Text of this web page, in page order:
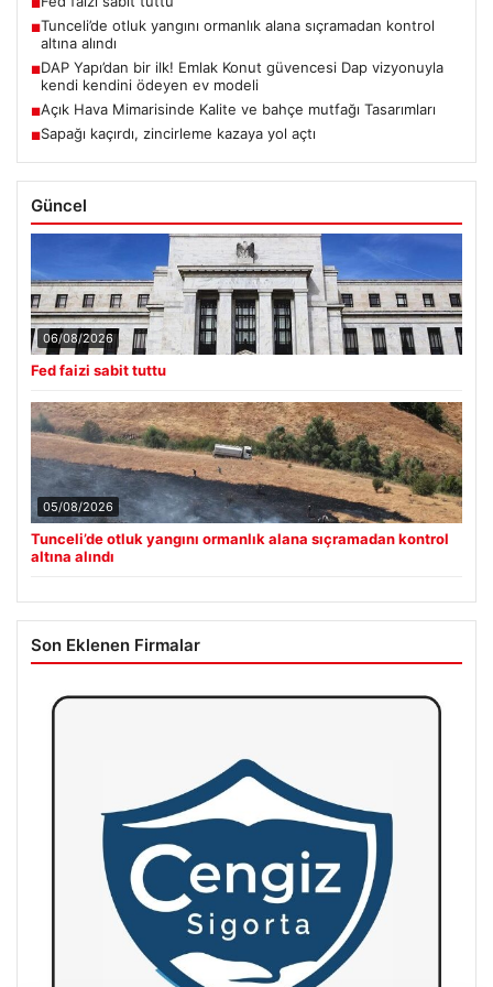
■
■Tunceli’de otluk yangını ormanlık alana sıçramadan kontrol
altına alındı
■DAP Yapı’dan bir ilk! Emlak Konut güvencesi Dap vizyonuyla
kendi kendini ödeyen ev modeli
■Açık Hava Mimarisinde Kalite ve bahçe mutfağı Tasarımları
■Sapağı kaçırdı, zincirleme kazaya yol açtı
Güncel
06/08/2026
Fed faizi sabit tuttu
05/08/2026
Tunceli’de otluk yangını ormanlık alana sıçramadan kontrol
altına alındı
Son Eklenen Firmalar